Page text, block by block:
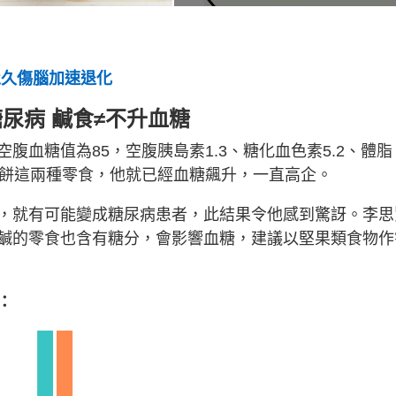
傷腦加速退化
病 鹹食≠不升血糖
腹血糖值為85，空腹胰島素1.3、糖化血色素5.2、體脂
這兩種零食，他就已經血糖飆升，一直高企。
就有可能變成糖尿病患者，此結果令他感到驚訝。李
的零食也含有糖分，會影響血糖，建議以堅果類食物